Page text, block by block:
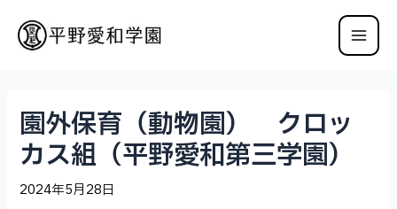
園外保育（動物園） クロッ
カス組（平野愛和第三学園）
2024年5月28日